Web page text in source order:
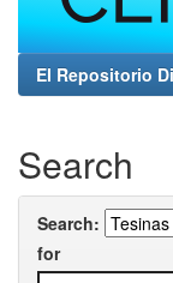
El Repositorio
Search
Search:
for